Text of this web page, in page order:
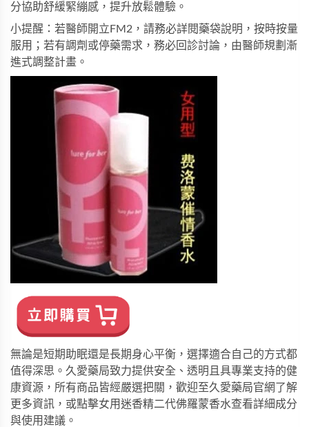
分協助舒緩緊繃感，提升放鬆體驗。
小提醒：若醫師開立 FM2 ，請務必詳閱藥袋說明，按時按量
服用；若有調劑或停藥需求，務必回診討論，由醫師規劃漸
進式調整計畫。
無論是短期助眠還是長期身心平衡，選擇適合自己的方式都
值得深思。久愛藥局致力提供安全、透明且具專業支持的健
康資源，所有商品皆經嚴選把關，歡迎至久愛藥局官網 了解
更多資訊，或點擊女用迷香精二代佛羅蒙香水查看詳細成分
與使用建議。